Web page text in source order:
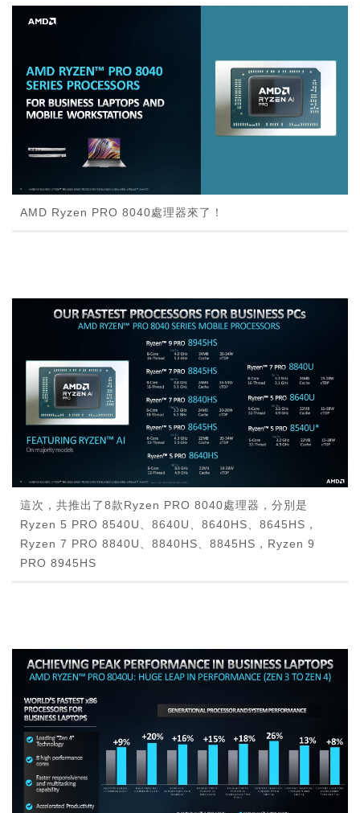
AMD Ryzen PRO 8040處理器來了！
這次，共推出了8款Ryzen PRO 8040處理器，分別是
Ryzen 5 PRO 8540U、8640U、8640HS、8645HS，
Ryzen 7 PRO 8840U、8840HS、8845HS，Ryzen 9
PRO 8945HS